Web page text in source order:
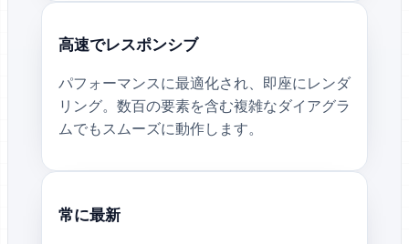
高速でレスポンシブ
パフォーマンスに最適化され、即座にレンダ
リング。数百の要素を含む複雑なダイアグラ
ムでもスムーズに動作します。
常に最新